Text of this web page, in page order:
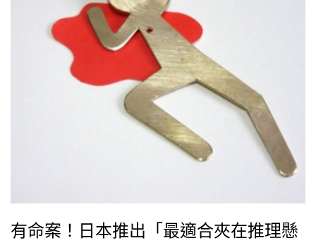
有命案！日本推出「最適合夾在推理懸